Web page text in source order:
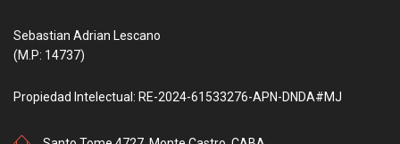
Sebastian Adrian Lescano
(M.P: 14737)
Propiedad Intelectual: RE-2024-61533276-APN-DNDA#MJ